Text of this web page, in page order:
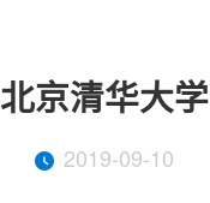
北京清华大学
2019-09-10